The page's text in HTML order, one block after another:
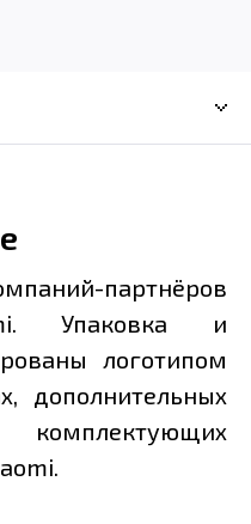
партнёров
Упаковка и
логотипом
дополнительных
комплектующих